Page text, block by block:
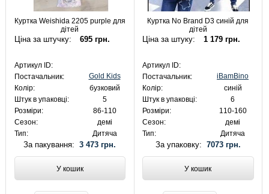
Куртка Weishida 2205 purple для
дітей
Ціна за штучку: 695 грн.
Артикул ID:
Постачальник:
Gold Kids
Колір:
бузковий
Штук в упаковці:
5
Розміри:
86-110
Сезон:
демі
Тип:
Дитяча
За пакування:3 473 грн.
У кошик
Куртка No Brand D3 синій для
дітей
Ціна за штуку: 1 179 грн.
Артикул ID:
Постачальник:
iBamBino
Колір:
синій
Штук в упаковці:
6
Розміри:
110-160
Сезон:
демі
Тип:
Дитяча
За упаковку: 7073 грн.
У кошик